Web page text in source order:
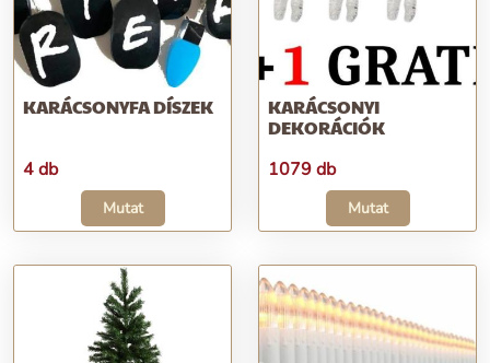
KARÁCSONYFA DÍSZEK
4 db
Mutat
KARÁCSONYI
DEKORÁCIÓK
1079 db
Mutat